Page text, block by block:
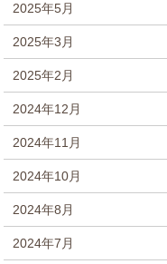
2025年5月
2025年3月
2025年2月
2024年12月
2024年11月
2024年10月
2024年8月
2024年7月